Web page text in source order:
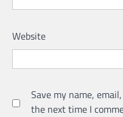
Website
Save my name,
the next time I